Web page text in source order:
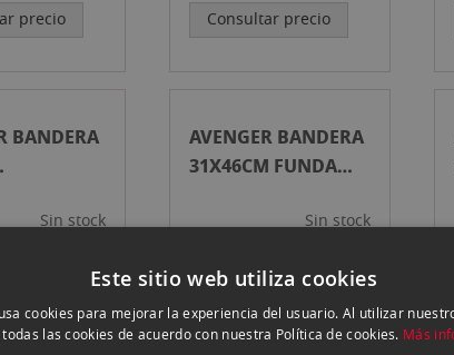
precio
Consultar precio
BANDERA
Sin stock
AVENGER BANDERA
31X46CM FUNDA
Sin stock
Este sitio web utiliza cookies
cookies para mejorar la experiencia del usuario. Al utilizar
las cookies de acuerdo con nuestra Política de cookies. Más